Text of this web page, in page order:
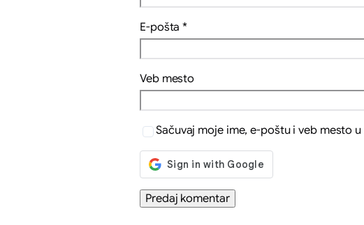
E-pošta*
Veb mesto
Sačuvaj moje ime, e-poštu i veb mesto